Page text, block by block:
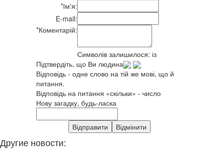
*Ім'я:
E-mail:
*Коментарій:
Символів залишилося: із
Підтвердіть, що Ви людина
Відповідь - одне слово на тій же мові, що й
питання.
Відповідь на питання «скільки» - число
Нову загадку, будь-ласка
Другие новости: